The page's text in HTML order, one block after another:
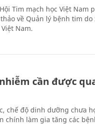
Tim mạch học Việt Nam
về Quản lý bệnh tim do
Nam.
cần được
chế độ dinh dưỡng chưa
chính làm gia tăng các